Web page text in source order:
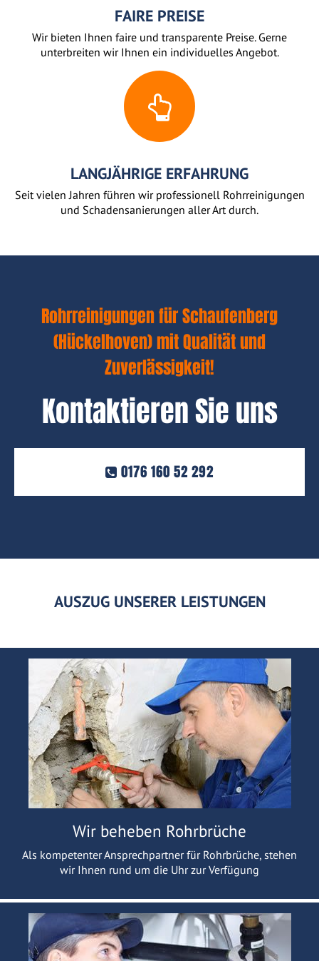
FAIRE PREISE
Wir bieten Ihnen faire und transparente Preise. Gerne
unterbreiten wir Ihnen ein individuelles Angebot.
LANGJÄHRIGE ERFAHRUNG
Seit vielen Jahren führen wir professionell Rohrreinigungen
und Schadensanierungen aller Art durch.
Rohrreinigungen für Schaufenberg
(Hückelhoven) mit Qualität und
Zuverlässigkeit!
Kontaktieren Sie uns
0176 160 52 292
AUSZUG UNSERER LEISTUNGEN
Wir beheben Rohrbrüche
Als kompetenter Ansprechpartner für Rohrbrüche, stehen
wir Ihnen rund um die Uhr zur Verfügung